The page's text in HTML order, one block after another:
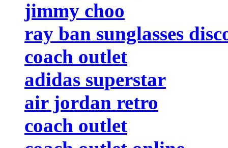
jimmy choo
ray ban sunglasses
coach outlet
adidas superstar
air jordan retro
coach outlet